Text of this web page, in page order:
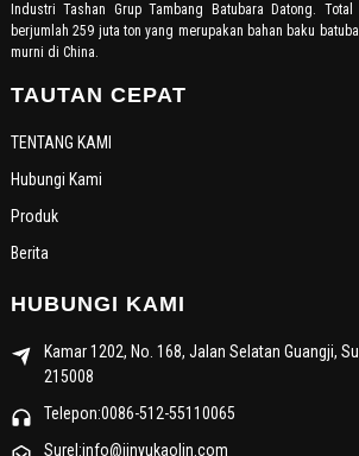
Industri Tashan Grup Tambang Batubara Datong.
berjumlah 259 juta ton yang merupakan bahan baku
murni di China.
TAUTAN CEPAT
TENTANG KAMI
Hubungi Kami
Produk
Berita
HUBUNGI KAMI
Kamar 1202, No. 168, Jalan Selatan Guangji,
215008
Telepon:0086-512-55110065
Surel:info@jinyukaolin.com